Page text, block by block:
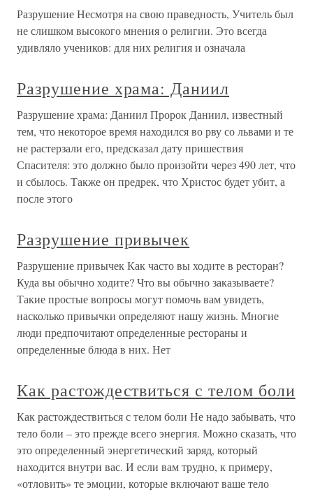
Разрушение Несмотря на свою праведность, Учитель был
не слишком высокого мнения о религии. Это всегда
удивляло учеников: для них религия и означала
Разрушение храма: Даниил
Разрушение храма: Даниил Пророк Даниил, известный
тем, что некоторое время находился во рву со львами и те
не растерзали его, предсказал дату пришествия
Спасителя: это должно было произойти через 490 лет, что
и сбылось. Также он предрек, что Христос будет убит, а
после этого
Разрушение привычек
Разрушение привычек Как часто вы ходите в ресторан?
Куда вы обычно ходите? Что вы обычно заказываете?
Такие простые вопросы могут помочь вам увидеть,
насколько привычки определяют нашу жизнь. Многие
люди предпочитают определенные рестораны и
определенные блюда в них. Нет
Как растождествиться с телом боли
Как растождествиться с телом боли Не надо забывать, что
тело боли – это прежде всего энергия. Можно сказать, что
это определенный энергетический заряд, который
находится внутри вас. И если вам трудно, к примеру,
«отловить» те эмоции, которые включают ваше тело